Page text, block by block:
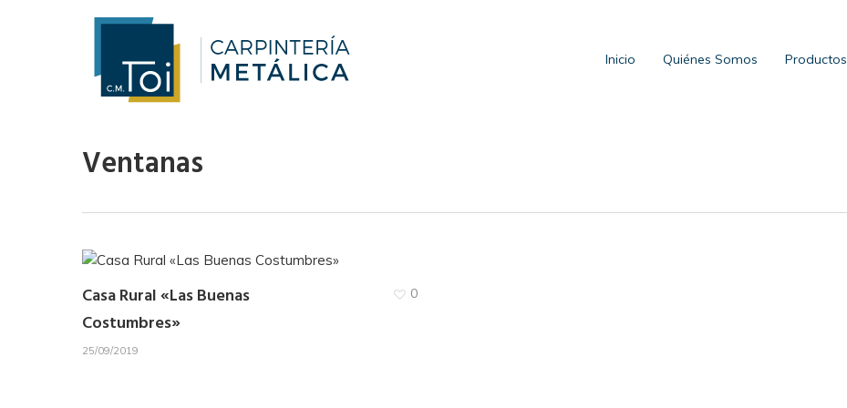
Inicio Quiénes Somos Productos
Ventanas
Casa Rural «Las Buenas
Costumbres»
25/09/2019
0